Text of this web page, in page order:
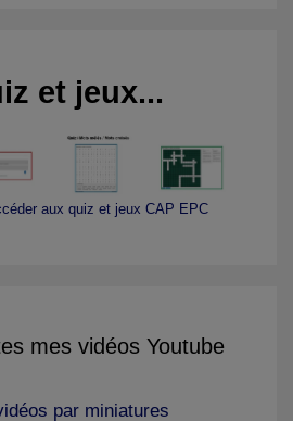
et jeux...
aux quiz et jeux CAP EPC
mes vidéos Youtube
par miniatures